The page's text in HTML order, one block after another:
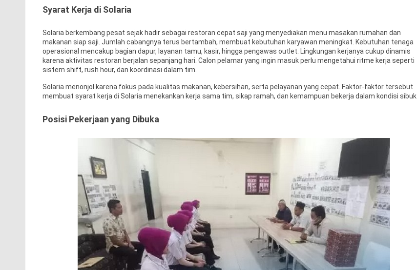
Syarat Kerja di Solaria
Solaria berkembang pesat sejak hadir sebagai restoran cepat saji yang menyediakan menu masakan rumahan dan
makanan siap saji. Jumlah cabangnya terus bertambah, membuat kebutuhan karyawan meningkat. Kebutuhan tenaga
operasional mencakup bagian dapur, layanan tamu, kasir, hingga pengawas outlet. Lingkungan kerjanya cukup dinamis
karena aktivitas restoran berjalan sepanjang hari. Calon pelamar yang ingin masuk perlu mengetahui ritme kerja seperti
sistem shift, rush hour, dan koordinasi dalam tim.
Solaria menonjol karena fokus pada kualitas makanan, kebersihan, serta pelayanan yang cepat. Faktor-faktor tersebut
membuat syarat kerja di Solaria menekankan kerja sama tim, sikap ramah, dan kemampuan bekerja dalam kondisi sibuk.
Posisi Pekerjaan yang Dibuka